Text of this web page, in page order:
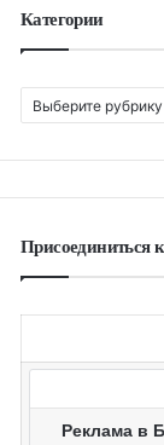
Категории
а
г
р
и
Реклама в